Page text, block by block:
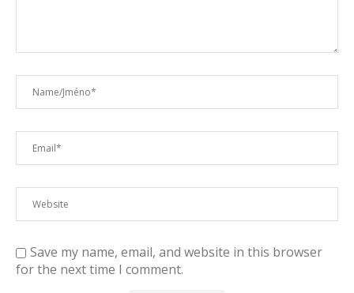
Save my name, email, and website in this browser
for the next time I comment.